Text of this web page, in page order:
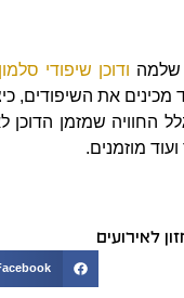
שלמה ודוכן שיפודי
מכינים את השיפודים,
החוויה שמזמן הדוכן
מוזמנים.
לאירועים